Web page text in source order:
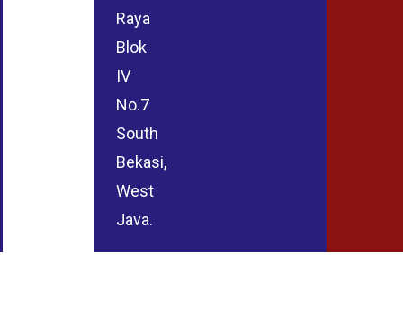
Raya
Blok
IV
No.7
South
Bekasi,
West
Java.